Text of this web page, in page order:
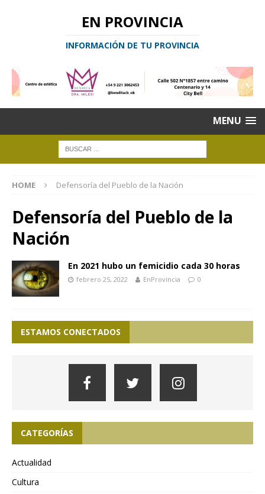
EN PROVINCIA
INFORMACIÓN DE TU PROVINCIA
MENU
HOME Defensoría del Pueblo de la Nación
Defensoría del Pueblo de la
Nación
En 2021 hubo un femicidio cada 30 horas
febrero 25, 2022 EnProvincia 0
ESTAMOS CONECTADOS
CATEGORÍAS
Actualidad
Cultura